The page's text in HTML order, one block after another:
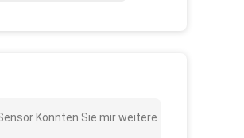
Könnten Sie mir weitere